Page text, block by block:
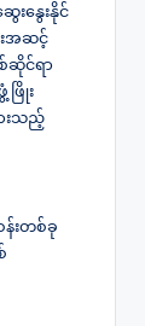
နွေးနိုင်
အဆင့်
ဆိုင်ရာ
ဖြိုး
းသည့်
န်းတစ်ခု